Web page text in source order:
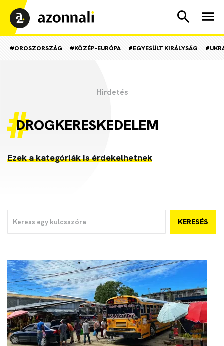
#OROSZORSZÁG #KÖZÉP-EURÓPA #EGYESÜLT KIRÁLYSÁG
DROGKERESKEDELEM
Ezek a kategóriák is érdekelhetnek
KERESÉS